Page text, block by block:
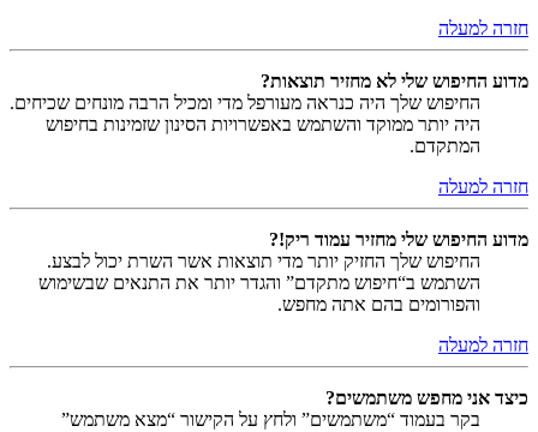
חזרה למעלה
מדוע החיפוש שלי לא מחזיר תוצאות?
החיפוש שלך היה כנראה מעורפל מדי ומכיל הרבה מונחים שכיחים.
היה יותר ממוקד והשתמש באפשרויות הסינון שזמינות בחיפוש
המתקדם.
חזרה למעלה
מדוע החיפוש שלי מחזיר עמוד ריק!?
החיפוש שלך החזיק יותר מדי תוצאות אשר השרת יכול לבצע.
השתמש ב“חיפוש מתקדם” והגדר יותר את התנאים שבשימוש
והפורומים בהם אתה מחפש.
חזרה למעלה
כיצד אני מחפש משתמשים?
בקר בעמוד “משתמשים” ולחץ על הקישור “מצא משתמש”